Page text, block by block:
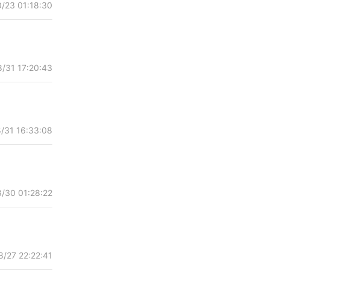
23 01:18:30
31 17:20:43
31 16:33:08
30 01:28:22
27 22:22:41